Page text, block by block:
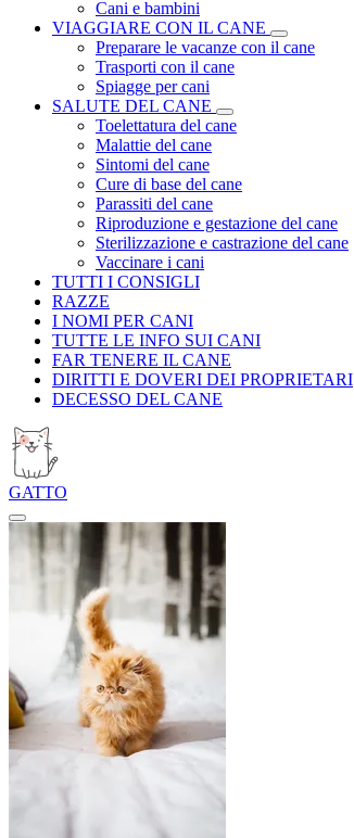
Cani e bambini
VIAGGIARE CON IL CANE
Preparare le vacanze con il cane
Trasporti con il cane
Spiagge per cani
SALUTE DEL CANE
Toelettatura del cane
Malattie del cane
Sintomi del cane
Cure di base del cane
Parassiti del cane
Riproduzione e gestazione del cane
Sterilizzazione e castrazione del cane
Vaccinare i cani
TUTTI I CONSIGLI
RAZZE
I NOMI PER CANI
TUTTE LE INFO SUI CANI
FAR TENERE IL CANE
DIRITTI E DOVERI DEI PROPRIETARI
DECESSO DEL CANE
GATTO